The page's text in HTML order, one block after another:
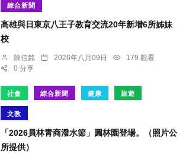
綜合新聞
高雄與日東京八王子教育交流20年新增6所姊妹
校
陳信銘 2026年八月09日
179 觀看
0 分享
社會 綜合新聞 健康 旅遊
文教
「2026員林青商潑水節」圓林園登場。（照片公
所提供）